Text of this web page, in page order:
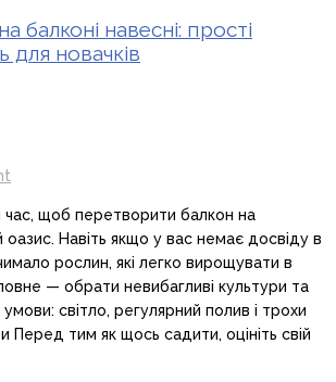
балконі навесні: прості
для новачків
час, щоб перетворити балкон на
оазис. Навіть якщо у вас немає досвіду в
рослин, які легко вирощувати в
— обрати невибагливі культури та
світло, регулярний полив і трохи
Перед тим як щось садити, оцініть свій